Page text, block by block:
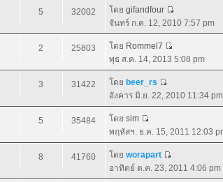
5 32002 โดย gifandfour
จันทร์ ก.ค. 12, 2010 7:57 pm
2 25803 โดย Rommel7
พุธ ส.ค. 14, 2013 5:08 pm
3 31422 โดย beer_rs
อังคาร มิ.ย. 22, 2010 11:34 pm
5 35484 โดย sim
พฤหัสฯ. ธ.ค. 15, 2011 12:03
8 41760 โดย worapart
อาทิตย์ ต.ค. 23, 2011 4:06 pm